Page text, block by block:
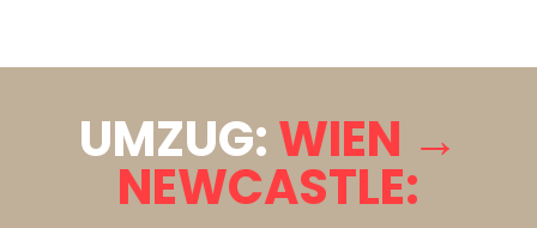
UMZUG:WIEN →
NEWCASTLE: